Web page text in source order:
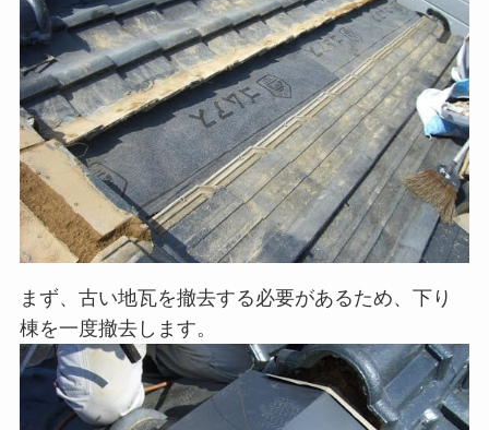
まず、古い地瓦を撤去する必要があるため、下り
棟を一度撤去します。